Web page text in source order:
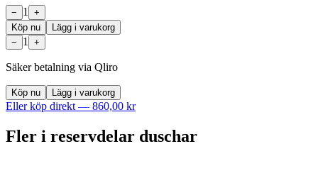
− 1
+
Köp nu
Lägg i varukorg
−
1 +
Säker betalning via Qliro
Köp nu Lägg i varukorg
Eller köp direkt — 860,00 kr
Fler i reservdelar duschar